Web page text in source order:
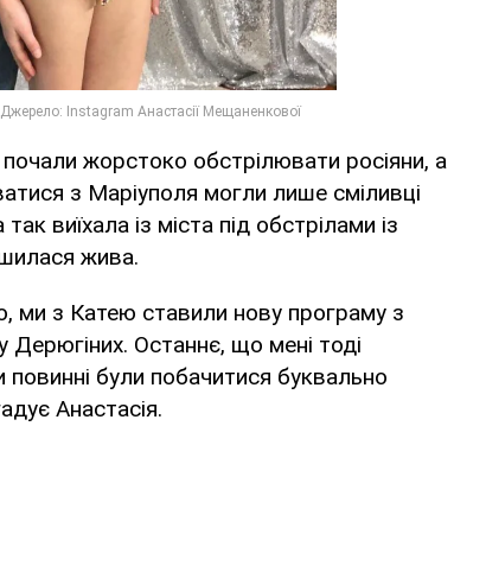
почали жорстоко обстрілювати росіяни, а
з Маріуполя могли лише сміливці
виїхала із міста під обстрілами із
жива.
ми з Катею ставили нову програму з
Останнє, що мені тоді
були побачитися буквально
Анастасія.